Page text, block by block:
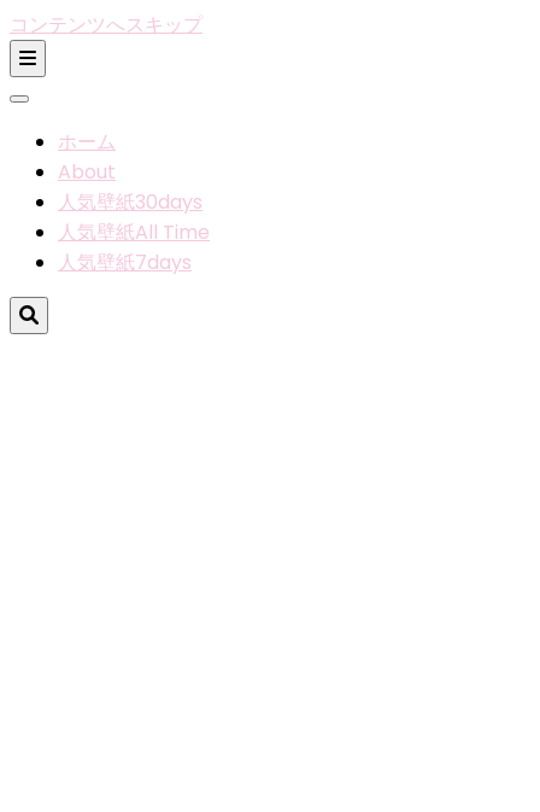
コンテンツへスキップ
ホーム
About
人気壁紙30days
人気壁紙All Time
人気壁紙7days